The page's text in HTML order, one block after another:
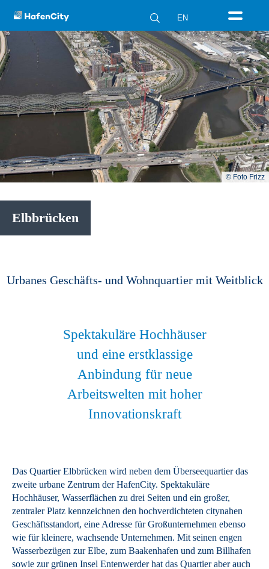
EN
© Foto Frizz
Elbbrücken
Urbanes Geschäfts- und Wohnquartier mit Weitblick
Spektakuläre Hochhäuser
und eine erstklassige
Anbindung für neue
Arbeitswelten mit hoher
Innovationskraft
Das Quartier Elbbrücken wird neben dem Überseequartier das
zweite urbane Zentrum der HafenCity. Spektakuläre
Hochhäuser, Wasserflächen zu drei Seiten und ein großer,
zentraler Platz kennzeichnen den hochverdichteten citynahen
Geschäftsstandort, eine Adresse für Großunternehmen ebenso
wie für kleinere, wachsende Unternehmen. Mit seinen engen
Wasserbezügen zur Elbe, zum Baakenhafen und zum Billhafen
sowie zur grünen Insel Entenwerder hat das Quartier aber auch